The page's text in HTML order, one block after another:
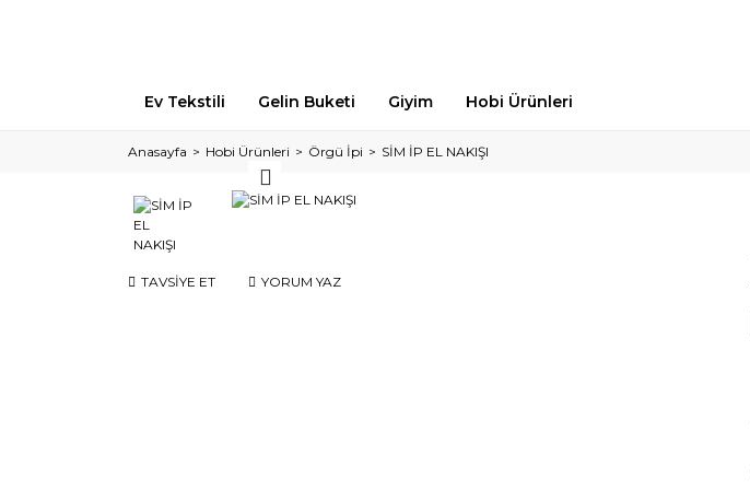
Ev Tekstili Gelin Buketi Giyim Hobi Ürünleri
Anasayfa Hobi Ürünleri Örgü İpi SİM İP EL NAKIŞI
TAVSİYE ET YORUM YAZ